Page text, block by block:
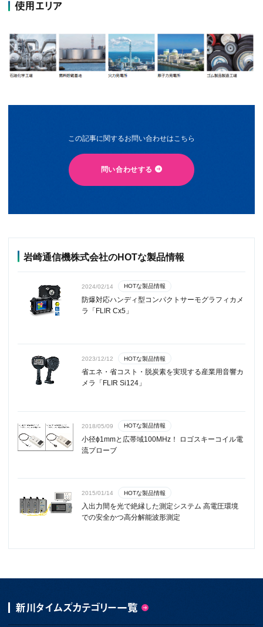
使用エリア
この記事に関するお問い合わせはこちら
問い合わせする
岩崎通信機株式会社のHOTな製品情報
2024/02/14 HOTな製品情報
防爆対応ハンディ型コンパクトサーモグラフィカメ
ラ「FLIR Cx5」
2023/12/12 HOTな製品情報
省エネ・省コスト・脱炭素を実現する産業用音響カ
メラ「FLIR Si124」
2018/05/09 HOTな製品情報
小径ϕ1mmと広帯域100MHz！ ロゴスキーコイル電
流プローブ
2015/01/14 HOTな製品情報
入出力間を光で絶縁した測定システム 高電圧環境
での安全かつ高分解能波形測定
新川タイムズカテゴリー一覧